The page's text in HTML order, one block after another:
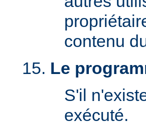
contenu
Le
S'il
exécuté.